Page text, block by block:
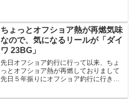
もないかな。そもそも要...
ちょっとオフショア熱が再燃気味
なので、気になるリールが「ダイ
ワ 23BG」
先日オフショア釣行に行って以来、ちょ
っとオフショア熱が再燃しておりまして
先日５年振りにオフショア釣行に行きま